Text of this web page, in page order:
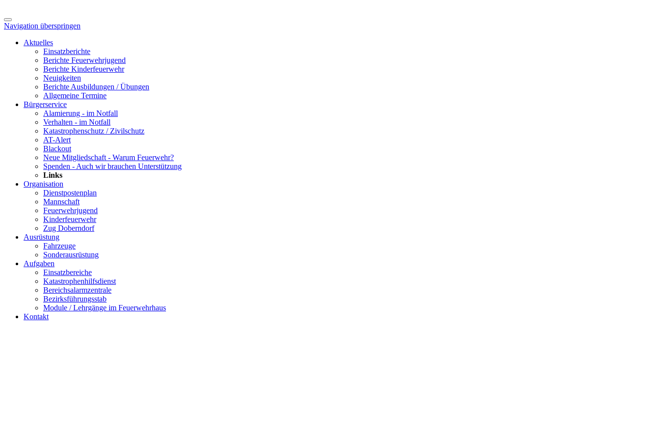
Navigation überspringen
Aktuelles
Einsatzberichte
Berichte Feuerwehrjugend
Berichte Kinderfeuerwehr
Neuigkeiten
Berichte Ausbildungen / Übungen
Allgemeine Termine
Bürgerservice
Alamierung - im Notfall
Verhalten - im Notfall
Katastrophenschutz / Zivilschutz
AT-Alert
Blackout
Neue Mitgliedschaft - Warum Feuerwehr?
Spenden - Auch wir brauchen Unterstützung
Links
Organisation
Dienstpostenplan
Mannschaft
Feuerwehrjugend
Kinderfeuerwehr
Zug Doberndorf
Ausrüstung
Fahrzeuge
Sonderausrüstung
Aufgaben
Einsatzbereiche
Katastrophenhilfsdienst
Bereichsalarmzentrale
Bezirksführungsstab
Module / Lehrgänge im Feuerwehrhaus
Kontakt